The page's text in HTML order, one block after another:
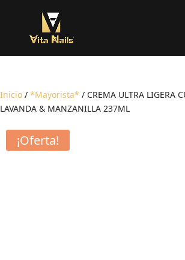
Inicio / *Mayorista* / CREMA ULTRA LIGERA
LAVANDA & MANZANILLA 237ML
¡Oferta!